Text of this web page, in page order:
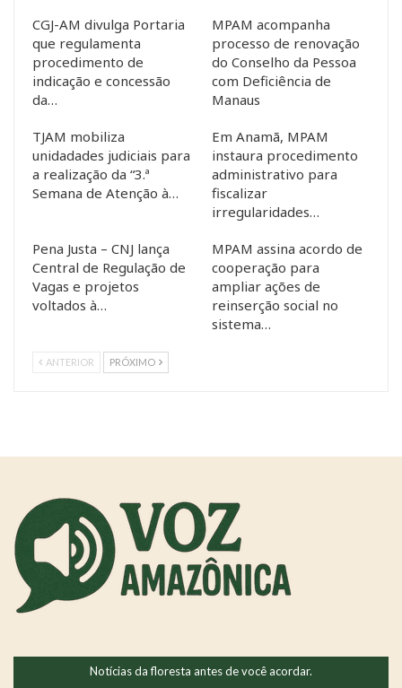
CGJ-AM divulga Portaria
que regulamenta
procedimento de
indicação e concessão
da…
MPAM acompanha
processo de renovação
do Conselho da Pessoa
com Deficiência de
Manaus
TJAM mobiliza
unidadades judiciais para
a realização da “3.ª
Semana de Atenção à…
Em Anamã, MPAM
instaura procedimento
administrativo para
fiscalizar
irregularidades…
Pena Justa – CNJ lança
Central de Regulação de
Vagas e projetos
voltados à…
MPAM assina acordo de
cooperação para
ampliar ações de
reinserção social no
sistema…
ANTERIOR PRÓXIMO
Notícias da floresta antes de você acordar.